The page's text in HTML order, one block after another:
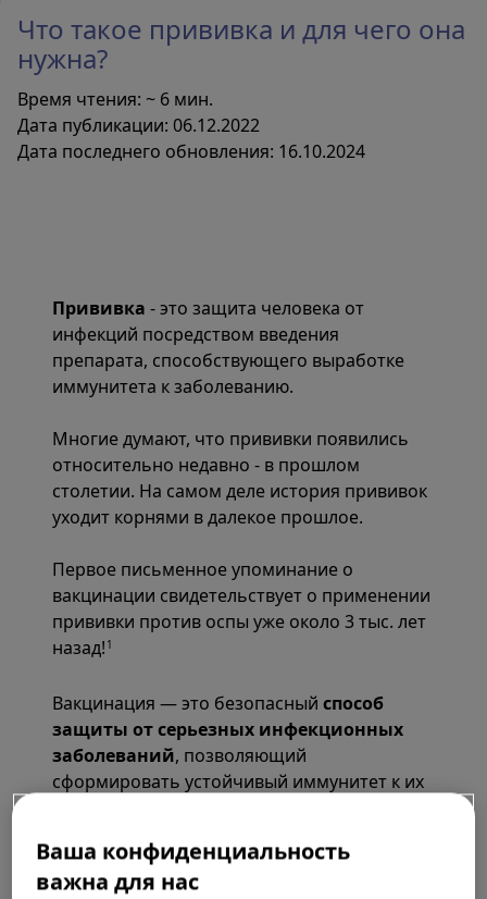
Поиск
Что такое прививка и для чего она
нужна?
Время чтения: ~ 6 мин.
Дата публикации: 06.12.2022
Дата последнего обновления: 16.10.2024
Прививка - это защита человека от
инфекций посредством введения
препарата, способствующего выработке
иммунитета к заболеванию.
Многие думают, что прививки появились
относительно недавно - в прошлом
столетии. На самом деле история прививок
уходит корнями в далекое прошлое.
Первое письменное упоминание о
вакцинации свидетельствует о применении
прививки против оспы уже около 3 тыс. лет
назад! 1
Вакцинация — это безопасный способ
защиты от серьезных инфекционных
заболеваний, позволяющий
сформировать устойчивый иммунитет к их
Она позволяет свести к минимуму
потенциальную угрозу от опасных
Ваша конфиденциальность
важна для нас